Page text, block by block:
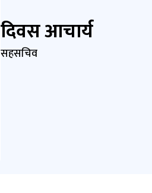
दिवस आचार्य
सहसचिव